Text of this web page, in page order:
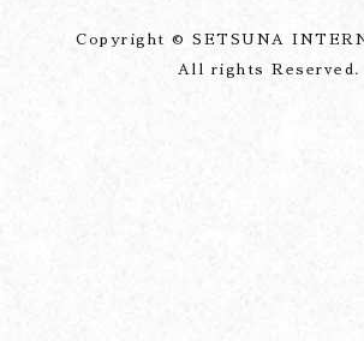
Copyright © SETSUNA
All rights Reserved.